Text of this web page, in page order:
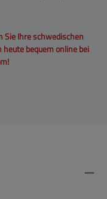
Sie Ihre schwedischen
bequem online bei